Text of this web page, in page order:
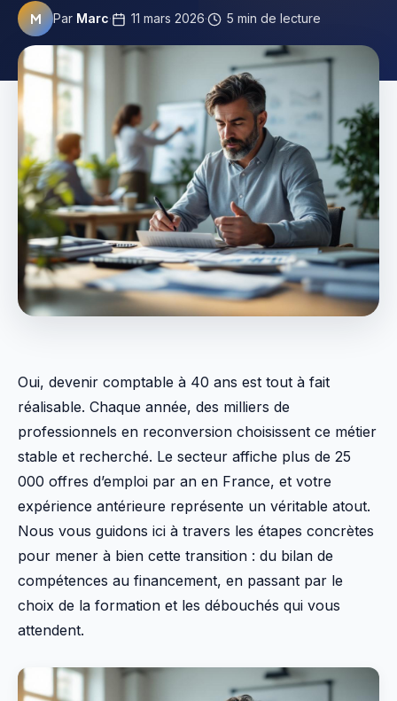
M Par Marc· 11 mars 2026· 5 min de lecture
Oui, devenir comptable à 40 ans est tout à fait
réalisable. Chaque année, des milliers de
professionnels en reconversion choisissent ce métier
stable et recherché. Le secteur affiche plus de 25
000 offres d’emploi par an en France, et votre
expérience antérieure représente un véritable atout.
Nous vous guidons ici à travers les étapes concrètes
pour mener à bien cette transition : du bilan de
compétences au financement, en passant par le
choix de la formation et les débouchés qui vous
attendent.